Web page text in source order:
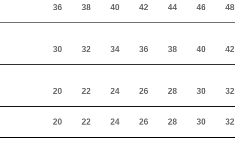
36 38 40 42 44 46 48
30 32 34 36 38 40 42
20 22 24 26 28 30 32
20 22 24 26 28 30 32